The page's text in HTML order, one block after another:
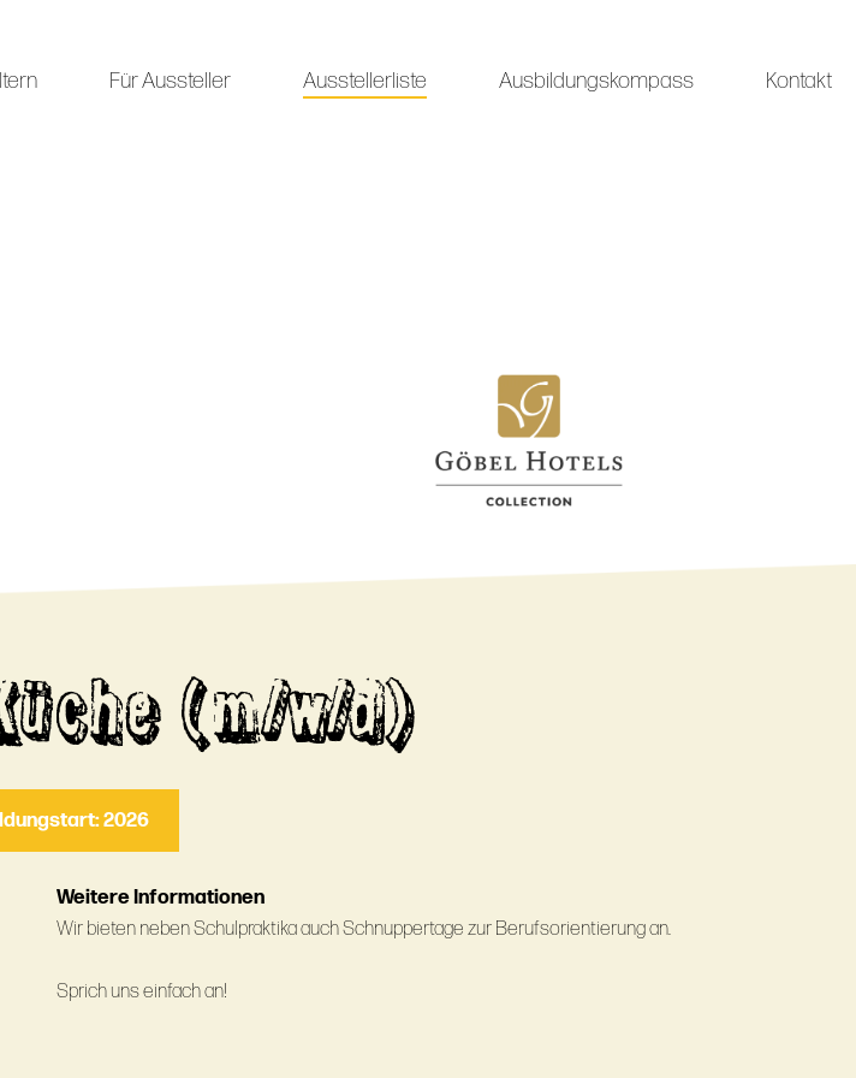
Für Aussteller Ausstellerliste Ausbildungskompass Kontakt
(m/w/d)
2026
Weitere Informationen
Wir bieten neben Schulpraktika auch Schnuppertage zur Berufsorientierung an.
Sprich uns einfach an!